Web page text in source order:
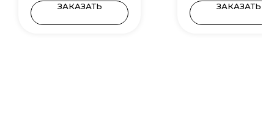
ЗАКАЗАТЬ ЗАКАЗАТЬ